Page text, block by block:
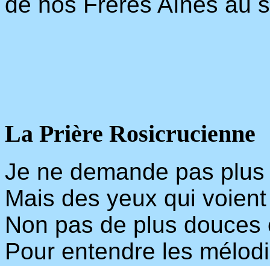
La Prière Rosicrucienne
Je ne demande pas
Mais des yeux qui
Non pas de plus
Pour entendre les